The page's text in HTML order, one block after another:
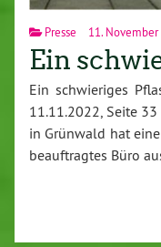
Presse 11. November
Ein
Ein schwieriges
11.11.2022, Seite
in Grünwald hat
beauftragtes Büro